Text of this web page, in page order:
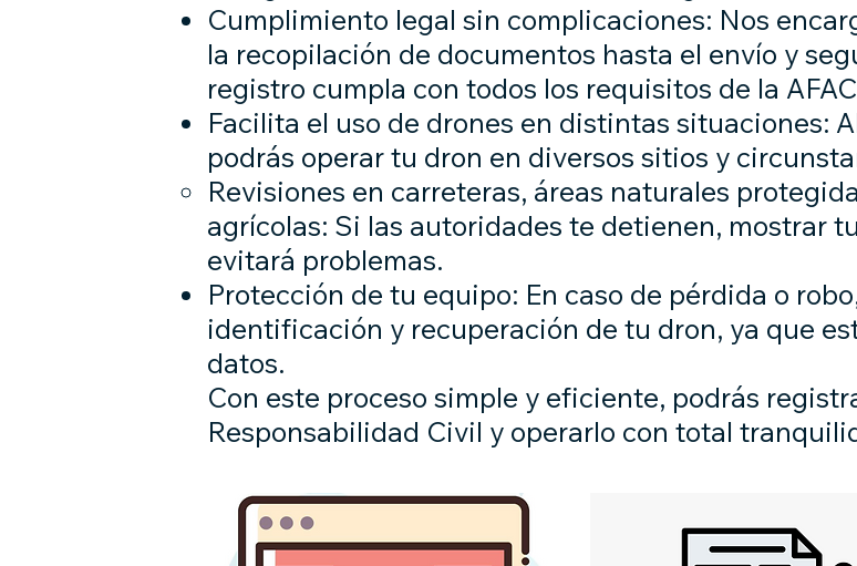
Cumplimiento legal sin complicaciones: Nos
la recopilación de documentos hasta el envío y
registro cumpla con todos los requisitos de la
Facilita el uso de drones en distintas situaciones:
podrás operar tu dron en diversos sitios y
Revisiones en carreteras, áreas naturales
agrícolas: Si las autoridades te detienen, mostrar
evitará problemas.
Protección de tu equipo: En caso de pérdida o
identificación y recuperación de tu dron, ya que
datos.
Con este proceso simple y eficiente, podrás
Responsabilidad Civil y operarlo con total